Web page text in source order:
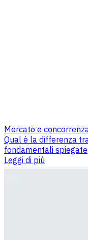
Mercato e
Qual è la differenza
fondamentali spiegate
Leggi di più